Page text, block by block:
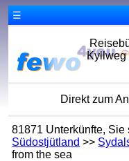
☰
Kyllweg
Direkt zum
81871 Unterkünfte, Sie
Südostjütland >>
from the sea